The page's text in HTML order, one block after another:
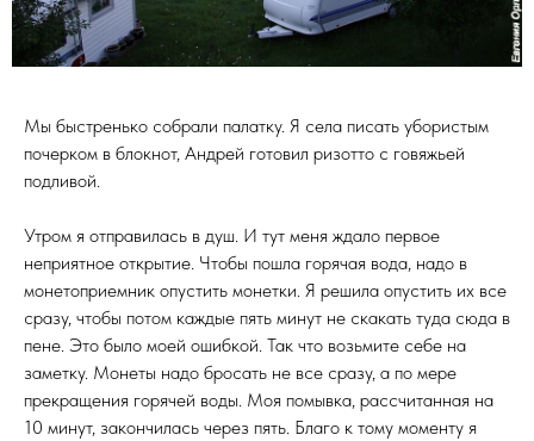
Мы быстренько собрали палатку. Я села писать убористым
почерком в блокнот, Андрей готовил ризотто с говяжьей
подливой.
Утром я отправилась в душ. И тут меня ждало первое
неприятное открытие. Чтобы пошла горячая вода, надо в
монетоприемник опустить монетки. Я решила опустить их все
сразу, чтобы потом каждые пять минут не скакать туда сюда в
пене. Это было моей ошибкой. Так что возьмите себе на
заметку. Монеты надо бросать не все сразу, а по мере
прекращения горячей воды. Моя помывка, рассчитанная на
10 минут, закончилась через пять. Благо к тому моменту я